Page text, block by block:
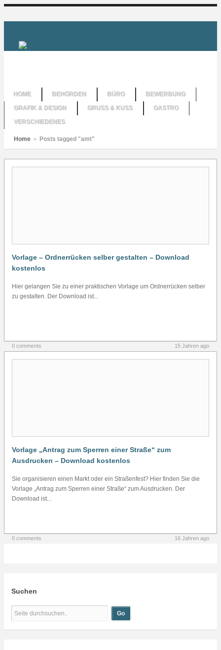
HOME BEHÖRDEN BÜRO
BEWERBUNG
GRAFIK & DESIGN
GRUSS & KUSS
GASTRO
VERSCHIEDENES
Home » Posts tagged "amt"
Vorlage – Ordnerrücken selber gestalten – Download
kostenlos
Hier gelangen Sie zu einer praktischen Vorlage um Ordnerrücken selber
zu gestalten. Der Download ist...
0 comments 15 Jahren ago
Vorlage „Antrag zum Sperren einer Straße“ zum
Ausdrucken – Download kostenlos
Sie organisieren einen Markt oder ein Straßenfest? Hier finden Sie die
Vorlage „Antrag zum Sperren einer Straße“ zum Ausdrucken. Der
Download ist...
0 comments 16 Jahren ago
Suchen